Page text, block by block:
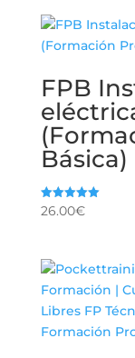
FPB
Básica)
Valorado
con
26.00€